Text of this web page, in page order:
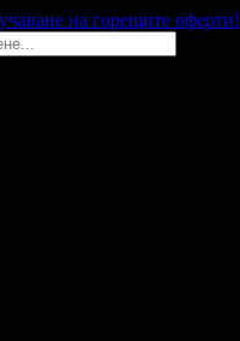
на горещите оферти!